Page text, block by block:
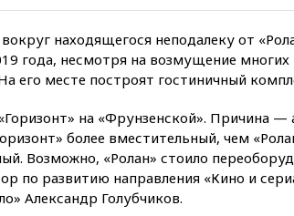
вчера,
47 из 50
вчера, 20:35
сбила 200
находящегося неподалеку от
года, несмотря на возмущение многих
его месте построят гостиничный
на «Фрунзенской». Причина —
более вместительный, чем
Возможно, «Ролан» стоило
по развитию направления «Кино и
Александр Голубчиков.